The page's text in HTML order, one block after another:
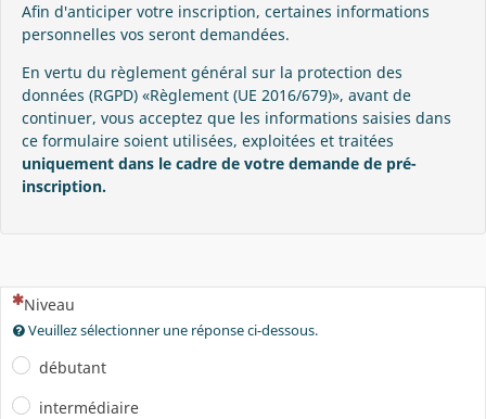
Afin d'anticiper votre inscription, certaines informations
personnelles vos seront demandées.
En vertu du règlement général sur la protection des
données (RGPD) «Règlement (UE 2016/679)», avant de
continuer, vous acceptez que les informations saisies dans
ce formulaire soient utilisées, exploitées et traitées
uniquement dans le cadre de votre demande de pré-
inscription.
(Cette question est obligatoire)
Niveau
Veuillez sélectionner une réponse ci-dessous.
débutant
intermédiaire